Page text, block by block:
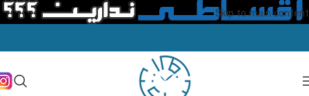
Skip to main content